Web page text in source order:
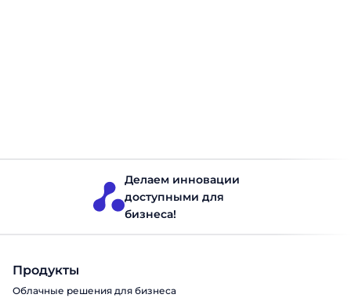
Делаем инновации
доступными для
бизнеса!
Продукты
Облачные решения для бизнеса